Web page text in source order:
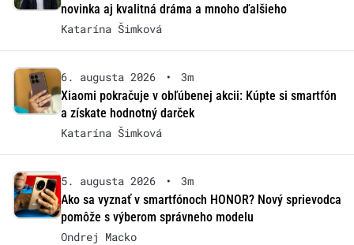
novinka aj kvalitná dráma a mnoho ďalšieho
Katarína Šimková
6. augusta 2026 •
3m
Xiaomi pokračuje v obľúbenej akcii: Kúpte si smartfón
a získate hodnotný darček
Katarína Šimková
5. augusta 2026 •
3m
Ako sa vyznať v smartfónoch HONOR? Nový sprievodca
pomôže s výberom správneho modelu
Ondrej Macko